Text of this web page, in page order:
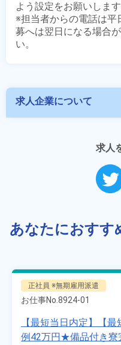
よう設定をお願いします
※担当者からの電話は平
募へは翌日になる場合
求人企業について
求人
あなたにおすす
正社員 ※無期雇用派遣
お仕事No. 8924-01
【最短当日内定】【
例42万円★備品付き